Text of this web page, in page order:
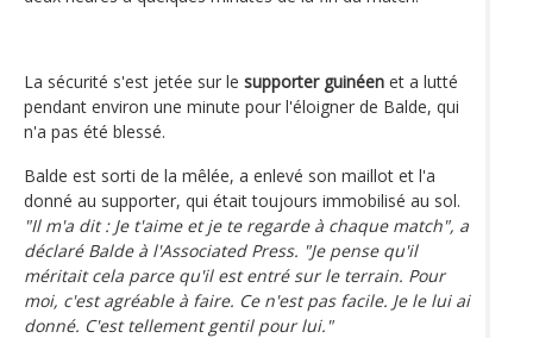
La sécurité s'est jetée sur le supporter guinéen et a lutté
pendant environ une minute pour l'éloigner de Balde, qui
n'a pas été blessé.
Balde est sorti de la mêlée, a enlevé son maillot et l'a
donné au supporter, qui était toujours immobilisé au sol.
"Il m'a dit : Je t'aime et je te regarde à chaque match", a
déclaré Balde à l'Associated Press. "Je pense qu'il
méritait cela parce qu'il est entré sur le terrain. Pour
moi, c'est agréable à faire. Ce n'est pas facile. Je le lui ai
donné. C'est tellement gentil pour lui."